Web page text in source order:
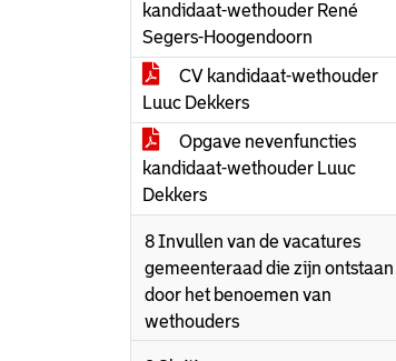
kandidaat-wethouder René
Segers-Hoogendoorn
CV kandidaat-wethouder
Luuc Dekkers
Opgave nevenfuncties
kandidaat-wethouder Luuc
Dekkers
8 Invullen van de vacatures
gemeenteraad die zijn ontstaan
door het benoemen van
wethouders